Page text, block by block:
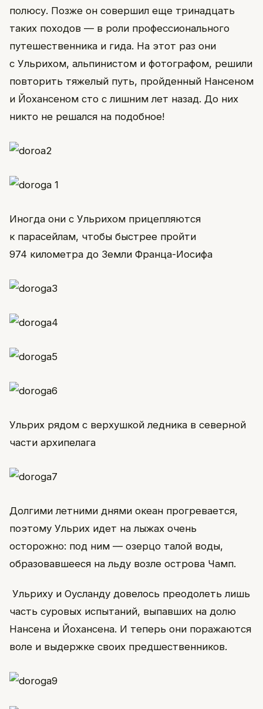
полюсу. Позже он совершил еще тринадцать
таких походов — в роли профессионального
путешественника и гида. На этот раз они
с Ульрихом, альпинистом и фотографом, решили
повторить тяжелый путь, пройденный Нансеном
и Йохансеном сто с лишним лет назад. До них
никто не решался на подобное!
Иногда они с Ульрихом прицепляются
к парасейлам, чтобы быстрее пройти
974 километра до Земли Франца-Иосифа
Ульрих рядом с верхушкой ледника в северной
части архипелага
Долгими летними днями океан прогревается,
поэтому Ульрих идет на лыжах очень
осторожно: под ним — озерцо талой воды,
образовавшееся на льду возле острова Чамп.
Ульриху и Оусланду довелось преодолеть лишь
часть суровых испытаний, выпавших на долю
Нансена и Йохансена. И теперь они поражаются
воле и выдержке своих предшественников.